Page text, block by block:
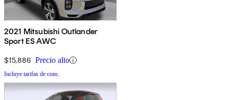
2021 Mitsubishi Outlander
Sport ES AWC
$15,886 Precio alto
Incluye tarifas de conc.